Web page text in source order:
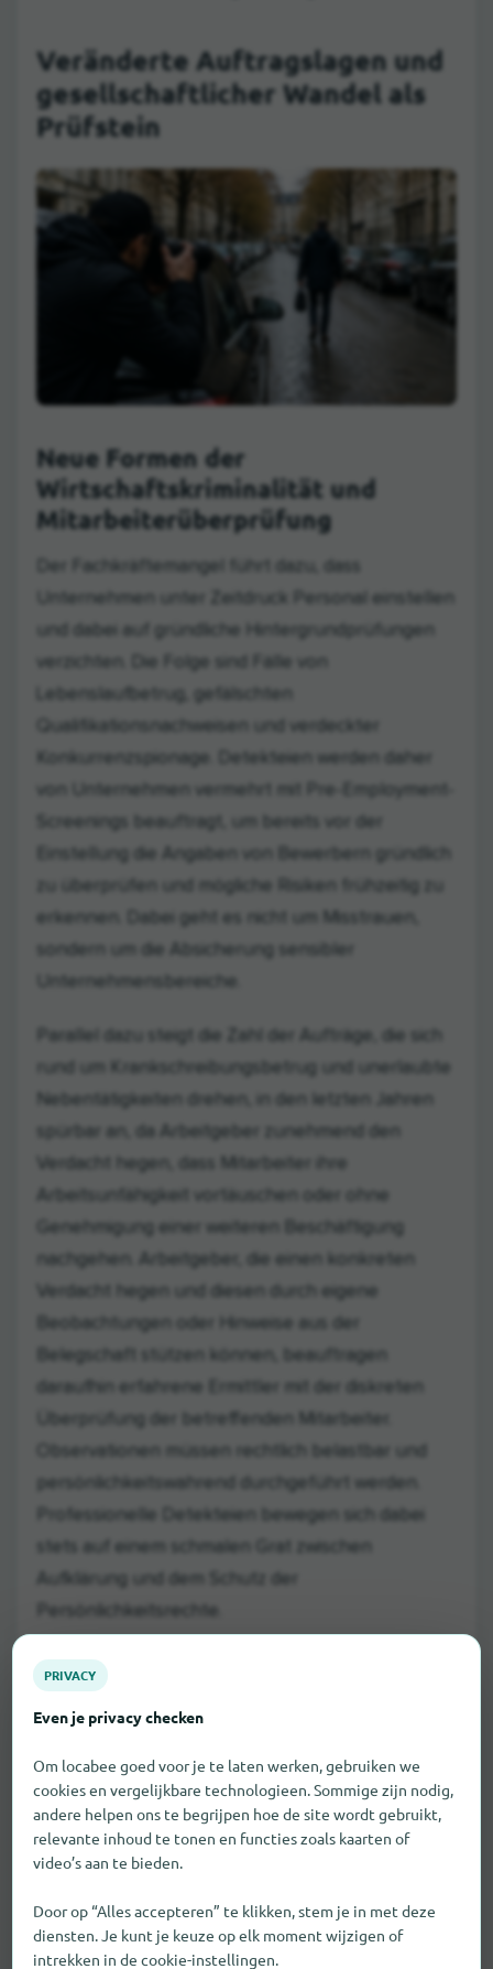
Veränderte Auftragslagen und
gesellschaftlicher Wandel als
Prüfstein
Neue Formen der
Wirtschaftskriminalität und
Mitarbeiterüberprüfung
Der Fachkräftemangel führt dazu, dass
Unternehmen unter Zeitdruck Personal einstellen
und dabei auf gründliche Hintergrundprüfungen
verzichten. Die Folge sind Fälle von
Lebenslaufbetrug, gefälschten
Qualifikationsnachweisen und verdeckter
Konkurrenzspionage. Detekteien werden daher
von Unternehmen vermehrt mit Pre-Employment-
Screenings beauftragt, um bereits vor der
Einstellung die Angaben von Bewerbern gründlich
zu überprüfen und mögliche Risiken frühzeitig zu
erkennen. Dabei geht es nicht um Misstrauen,
sondern um die Absicherung sensibler
Unternehmensbereiche.
Parallel dazu steigt die Zahl der Aufträge, die sich
rund um Krankschreibungsbetrug und unerlaubte
Nebentätigkeiten drehen, in den letzten Jahren
spürbar an, da Arbeitgeber zunehmend den
Verdacht hegen, dass Mitarbeiter ihre
Arbeitsunfähigkeit vortäuschen oder ohne
Genehmigung einer weiteren Beschäftigung
nachgehen. Arbeitgeber, die einen konkreten
Verdacht hegen und diesen durch eigene
Beobachtungen oder Hinweise aus der
Belegschaft stützen können, beauftragen
daraufhin erfahrene Ermittler mit der diskreten
Überprüfung der betreffenden Mitarbeiter.
Observationen müssen rechtlich belastbar und
persönlichkeitswahrend durchgeführt werden.
Professionelle Detekteien bewegen sich dabei
stets auf einem schmalen Grat zwischen
Aufklärung und dem Schutz der
Auch im Bereich Markenpiraterie wächst der
Bedarf. Gefälschte Produkte werden zunehmend
über Online-Marktplätze und soziale Netzwerke
vertrieben. Die Aufdeckung dieser Strukturen
verlangt sowohl digitale Recherchekompetenz als
auch klassische Ermittlungsmethoden - etwa
verdeckteTestkäufe in Einkaufszentren
Vertrauensaufbau und Reputation
PRIVACY
Even je privacy checken
Om locabee goed voor je te laten werken, gebruiken we
cookies en vergelijkbare technologieen. Sommige zijn nodig,
andere helpen ons te begrijpen hoe de site wordt gebruikt,
relevante inhoud te tonen en functies zoals kaarten of
video’s aan te bieden.
Door op “Alles accepteren” te klikken, stem je in met deze
diensten. Je kunt je keuze op elk moment wijzigen of
intrekken in de cookie-instellingen.